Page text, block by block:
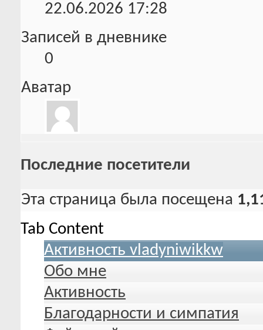
22.06.2026 17:28
Записей в дневнике
0
Аватар
Последние посетители
Эта страница была посещена
Tab Content
Активность vladyniwikkw
Обо мне
Активность
Благодарности и симпатия